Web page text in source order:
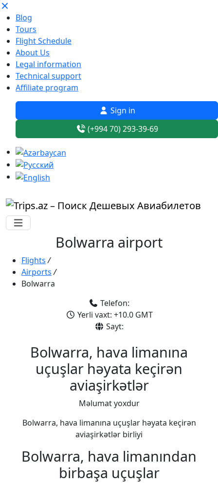
Blog
Tours
Flight Schedule
About Us
Legal information
Technical support
Affiliate program
Sign in
(+994 70) 293-39-69
Bolwarra airport
Flights /
Airports /
Bolwarra
Telefon:
Yerli vaxt: +10.0 GMT
Sayt:
Bolwarra, hava limanına
uçuşlar həyata keçirən
aviaşirkətlər
Məlumat yoxdur
Bolwarra, hava limanına uçuşlar həyata keçirən
aviaşirkətlər birliyi
Bolwarra, hava limanından
birbaşa uçuşlar